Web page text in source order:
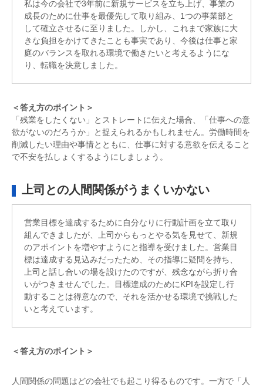
私は今の会社で3年前に新規サービスを立ち上げ、事業の
成長のために仕事を最優先して取り組み、1つの事業部と
して確立させるに至りました。しかし、これまで家族に大
きな負担をかけてきたことも事実であり、今後は仕事と家
庭のバランスを取れる環境で働きたいと考えるようにな
り、転職を決意しました。
＜答え方のポイント＞
「残業をしたくない」とストレートに伝えた場合、「仕事への意
欲がないのだろうか」と捉えられるかもしれません。労働時間を
削減したい理由や事情とともに、仕事に対する意欲を伝えること
で不安を払しょくするようにしましょう。
上司との人間関係がうまくいかない
営業目標を達成するために自分なりに行動計画を立て取り
組んできましたが、上司からもっとやる気を見せて、新規
のアポイントを増やすようにと指導を受けました。営業目
標は達成する見込みだったため、その指導に疑問を持ち、
上司と話し合いの場を設けたのですが、残念ながら折り合
いがつきませんでした。目標達成のためにKPIを設定し行
動することは得意なので、それを活かせる環境で挑戦した
いと考えています。
＜答え方のポイント＞
人間関係の問題はどの会社でも起こり得るものです。一方で「人